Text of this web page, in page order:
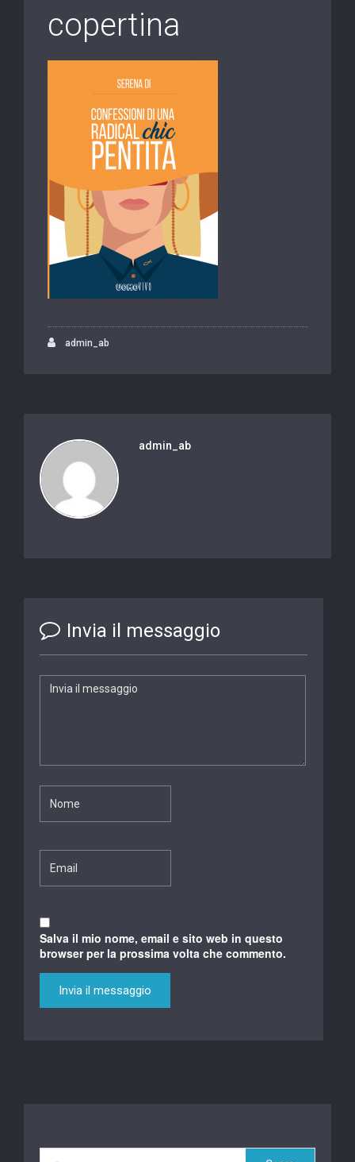
copertina
admin_ab
admin_ab
Invia il messaggio
Salva il mio nome, email e sito web in questo
browser per la prossima volta che commento.